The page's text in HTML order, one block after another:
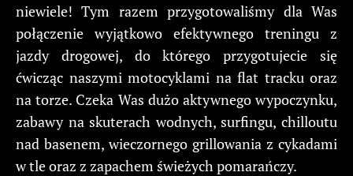
niewiele! Tym razem przygotowaliśmy dla Was
połączenie wyjątkowo efektywnego treningu z
jazdy drogowej, do którego przygotujecie się
ćwicząc naszymi motocyklami na flat tracku oraz
na torze. Czeka Was dużo aktywnego wypoczynku,
zabawy na skuterach wodnych, surfingu, chilloutu
nad basenem, wieczornego grillowania z cykadami
w tle oraz z zapachem świeżych pomarańczy.